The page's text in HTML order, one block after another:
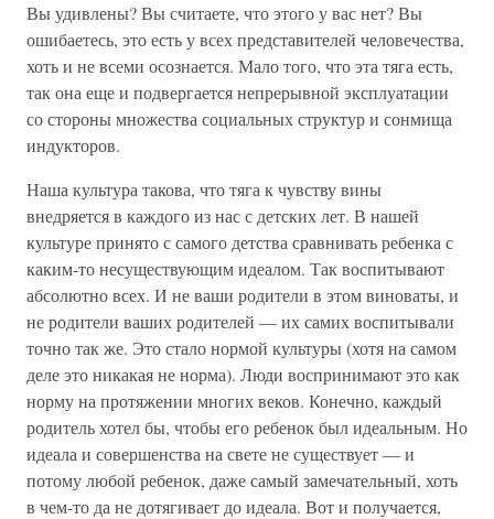
Вы удивлены? Вы считаете, что этого у вас нет? Вы
ошибаетесь, это есть у всех представителей человечества,
хоть и не всеми осознается. Мало того, что эта тяга есть,
так она еще и подвергается непрерывной эксплуатации
со стороны множества социальных структур и сонмища
индукторов.
Наша культура такова, что тяга к чувству вины
внедряется в каждого из нас с детских лет. В нашей
культуре принято с самого детства сравнивать ребенка с
каким-то несуществующим идеалом. Так воспитывают
абсолютно всех. И не ваши родители в этом виноваты, и
не родители ваших родителей — их самих воспитывали
точно так же. Это стало нормой культуры (хотя на самом
деле это никакая не норма). Люди воспринимают это как
норму на протяжении многих веков. Конечно, каждый
родитель хотел бы, чтобы его ребенок был идеальным. Но
идеала и совершенства на свете не существует — и
потому любой ребенок, даже самый замечательный, хоть
в чем-то да не дотягивает до идеала. Вот и получается,